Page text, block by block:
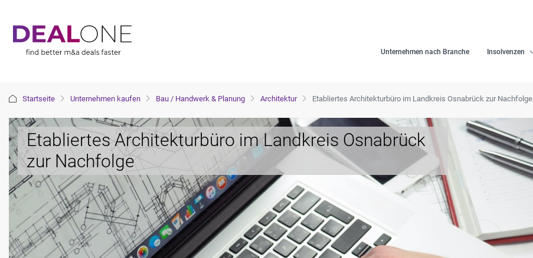
Unternehmen nach Branche Insolvenzen
Startseite Unternehmen kaufen Bau / Handwerk & Planung Architektur Etabliertes Architekturbüro im Landkreis Osnabrück zur Nachfolge
Etabliertes Architekturbüro im Landkreis Osnabrück
zur Nachfolge